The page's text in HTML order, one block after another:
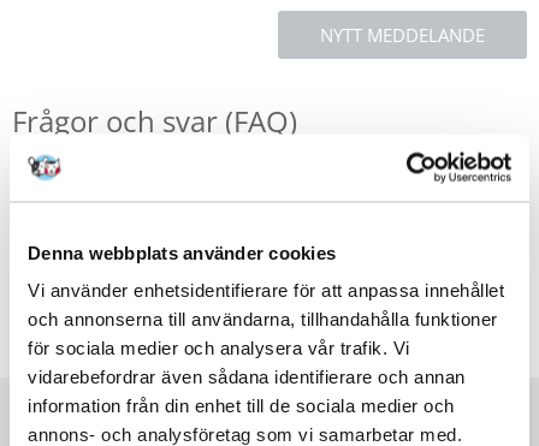
Denna webbplats använder cookies
Vi använder enhetsidentifierare för att anpassa innehållet
och annonserna till användarna, tillhandahålla funktioner
för sociala medier och analysera vår trafik. Vi
vidarebefordrar även sådana identifierare och annan
information från din enhet till de sociala medier och
annons- och analysföretag som vi samarbetar med.
NYTT MEDDELANDE
Frågor och svar (FAQ)
Recensioner
Ytterligare foton
FÖRE KÖP